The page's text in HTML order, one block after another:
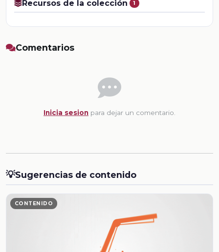
Recursos de la colección 1
Comentarios
Inicia sesion para dejar un comentario.
💡Sugerencias de contenido
CONTENIDO